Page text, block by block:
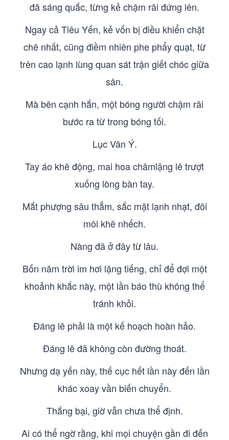
đã sáng quắc, từng kẻ chậm rãi đứng lên.
Ngay cả Tiêu Yến, kẻ vốn bị điều khiển chặt
chẽ nhất, cũng điềm nhiên phe phẩy quạt, từ
trên cao lạnh lùng quan sát trận giết chóc giữa
sân.
Mà bên cạnh hắn, một bóng người chậm rãi
bước ra từ trong bóng tối.
Lục Vãn Ý.
Tay áo khẽ động, mai hoa châmlặng lẽ trượt
xuống lòng bàn tay.
Mắt phượng sâu thẳm, sắc mặt lạnh nhạt, đôi
môi khẽ nhếch.
Nàng đã ở đây từ lâu.
Bốn năm trời im hơi lặng tiếng, chỉ để đợi một
khoảnh khắc này, một lần báo thù không thể
tránh khỏi.
Đáng lẽ phải là một kế hoạch hoàn hảo.
Đáng lẽ đã không còn đường thoát.
Nhưng dạ yến này, thế cục hết lần này đến lần
khác xoay vần biến chuyển.
Thắng bại, giờ vẫn chưa thể định.
Ai có thể ngờ rằng, khi mọi chuyện gần đi đến